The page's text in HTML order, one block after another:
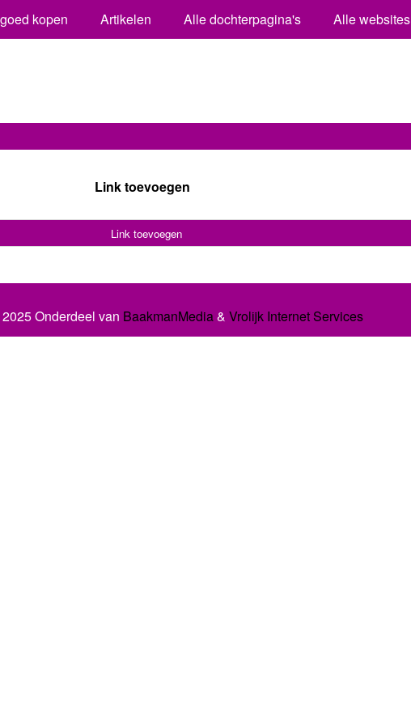
kopen Artikelen Alle dochterpagina's Alle websites
Link toevoegen
Link toevoegen
Onderdeel van BaakmanMedia& Vrolijk Internet Services